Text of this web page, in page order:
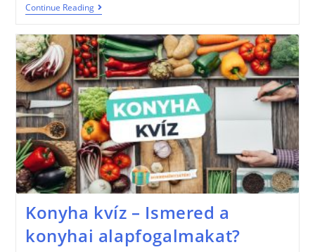
Continue Reading
Konyha kvíz – Ismered a
konyhai alapfogalmakat?